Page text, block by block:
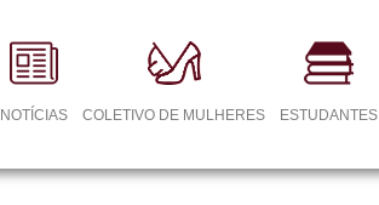
NOTÍCIAS COLETIVO DE MULHERES ESTUDANTES